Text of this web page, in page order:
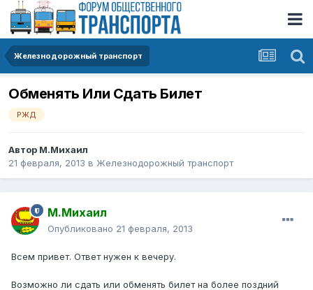
Железнодорожный транспорт
Обменять Или Сдать Билет
РЖД
Автор М.Михаил
21 февраля, 2013 в Железнодорожный транспорт
М.Михаил
Опубликовано 21 февраля, 2013
Всем привет. Ответ нужен к вечеру.
Возможно ли сдать или обменять билет на более поздний